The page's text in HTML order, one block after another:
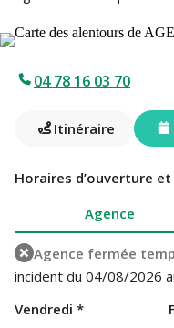
04 78 16 03 70
Itinéraire
Horaires d’ouverture
Agence
Agence fermée
incident du 04/08/2026
Vendredi *